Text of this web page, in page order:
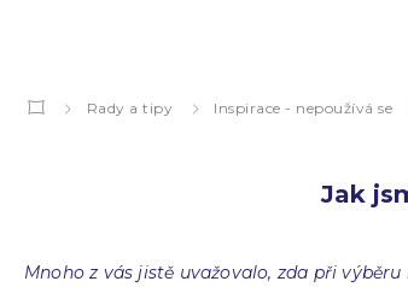
Rady a tipy Inspirace - nepoužívá se
Jak
Mnoho z vás jistě uvažovalo, zda při